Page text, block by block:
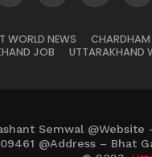
WORLD NEWS
JOB
UTTARAKHAND
Semwal
@Address – Bhat